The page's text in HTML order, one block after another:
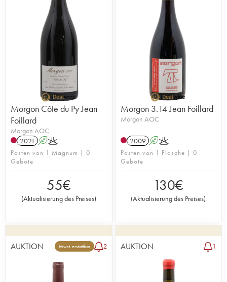
Morgon Côte du Py Jean
Foillard
Morgon AOC
2021
AK
Posten von 1 Magnum | 0
Gebote
55€
(Aktualisierung des Preises)
Morgon 3.14 Jean Foillard
Morgon AOC
2009 AK
Posten von 1 Flasche | 0
Gebote
130€
(Aktualisierung des Preises)
AUKTION Mwst. erstattbar 2 AUKTION 1